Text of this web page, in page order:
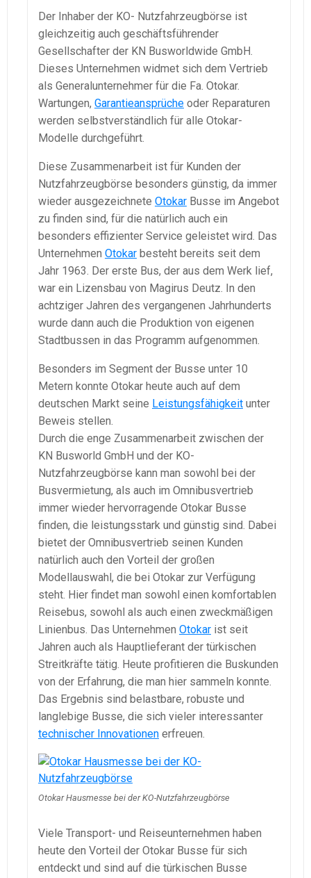
Der Inhaber der KO- Nutzfahrzeugbörse ist
gleichzeitig auch geschäftsführender
Gesellschafter der KN Busworldwide GmbH.
Dieses Unternehmen widmet sich dem Vertrieb
als Generalunternehmer für die Fa. Otokar.
Wartungen, Garantieansprüche oder Reparaturen
werden selbstverständlich für alle Otokar-
Modelle durchgeführt.
Diese Zusammenarbeit ist für Kunden der
Nutzfahrzeugbörse besonders günstig, da immer
wieder ausgezeichnete Otokar Busse im Angebot
zu finden sind, für die natürlich auch ein
besonders effizienter Service geleistet wird. Das
Unternehmen Otokar besteht bereits seit dem
Jahr 1963. Der erste Bus, der aus dem Werk lief,
war ein Lizensbau von Magirus Deutz. In den
achtziger Jahren des vergangenen Jahrhunderts
wurde dann auch die Produktion von eigenen
Stadtbussen in das Programm aufgenommen.
Besonders im Segment der Busse unter 10
Metern konnte Otokar heute auch auf dem
deutschen Markt seine Leistungsfähigkeit unter
Beweis stellen.
Durch die enge Zusammenarbeit zwischen der
KN Busworld GmbH und der KO-
Nutzfahrzeugbörse kann man sowohl bei der
Busvermietung, als auch im Omnibusvertrieb
immer wieder hervorragende Otokar Busse
finden, die leistungsstark und günstig sind. Dabei
bietet der Omnibusvertrieb seinen Kunden
natürlich auch den Vorteil der großen
Modellauswahl, die bei Otokar zur Verfügung
steht. Hier findet man sowohl einen komfortablen
Reisebus, sowohl als auch einen zweckmäßigen
Linienbus. Das Unternehmen Otokar ist seit
Jahren auch als Hauptlieferant der türkischen
Streitkräfte tätig. Heute profitieren die Buskunden
von der Erfahrung, die man hier sammeln konnte.
Das Ergebnis sind belastbare, robuste und
langlebige Busse, die sich vieler interessanter
technischer Innovationen erfreuen.
Otokar Hausmesse bei der KO-Nutzfahrzeugbörse
Viele Transport- und Reiseunternehmen haben
heute den Vorteil der Otokar Busse für sich
entdeckt und sind auf die türkischen Busse